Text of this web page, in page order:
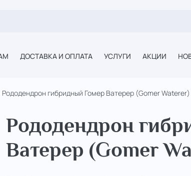
ДОСТАВКА И ОПЛАТА УСЛУГИ АКЦИИ
Рододендрон гибридный Гомер Ватерер (Gomer Waterer)
Рододендрон
Ватерер (Gomer